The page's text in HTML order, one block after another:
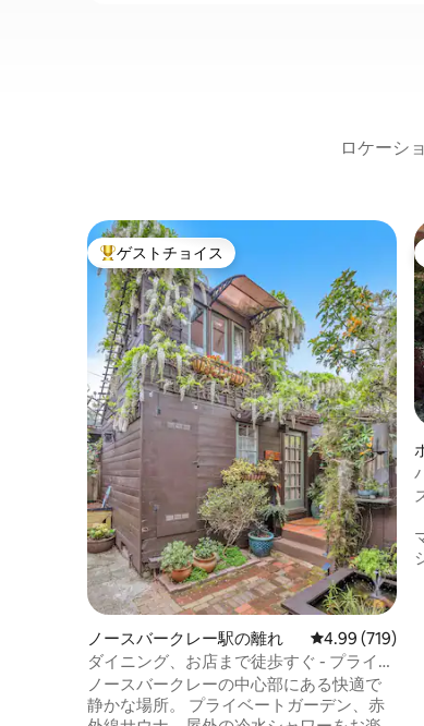
ロケーシ
大好評のゲストチョイスです。
ゲストチョイス
ノースバークレー駅の離れ レビュー719件
4.99 (719)
ダイニング、お店まで徒歩すぐ - プライベ
ートサウナ、庭園
ノースバークレーの中心部にある快適で
静かな場所。 プライベートガーデン、赤